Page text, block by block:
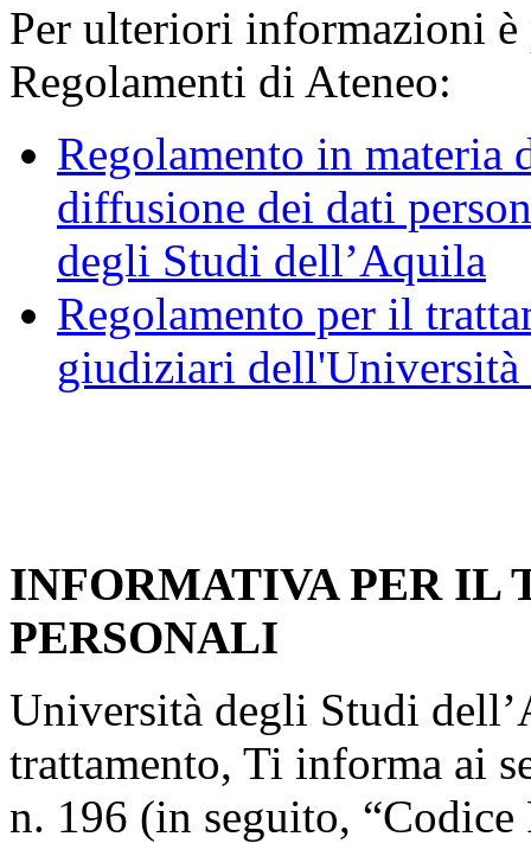
Per ulteriori informazioni è
Regolamenti di Ateneo:
Regolamento in materia
diffusione dei dati
degli Studi dell’Aquila
Regolamento per il
giudiziari
INFORMATIVA PER IL
PERSONALI
Università degli Studi
trattamento, Ti informa ai
n. 196 (in seguito, “Codice